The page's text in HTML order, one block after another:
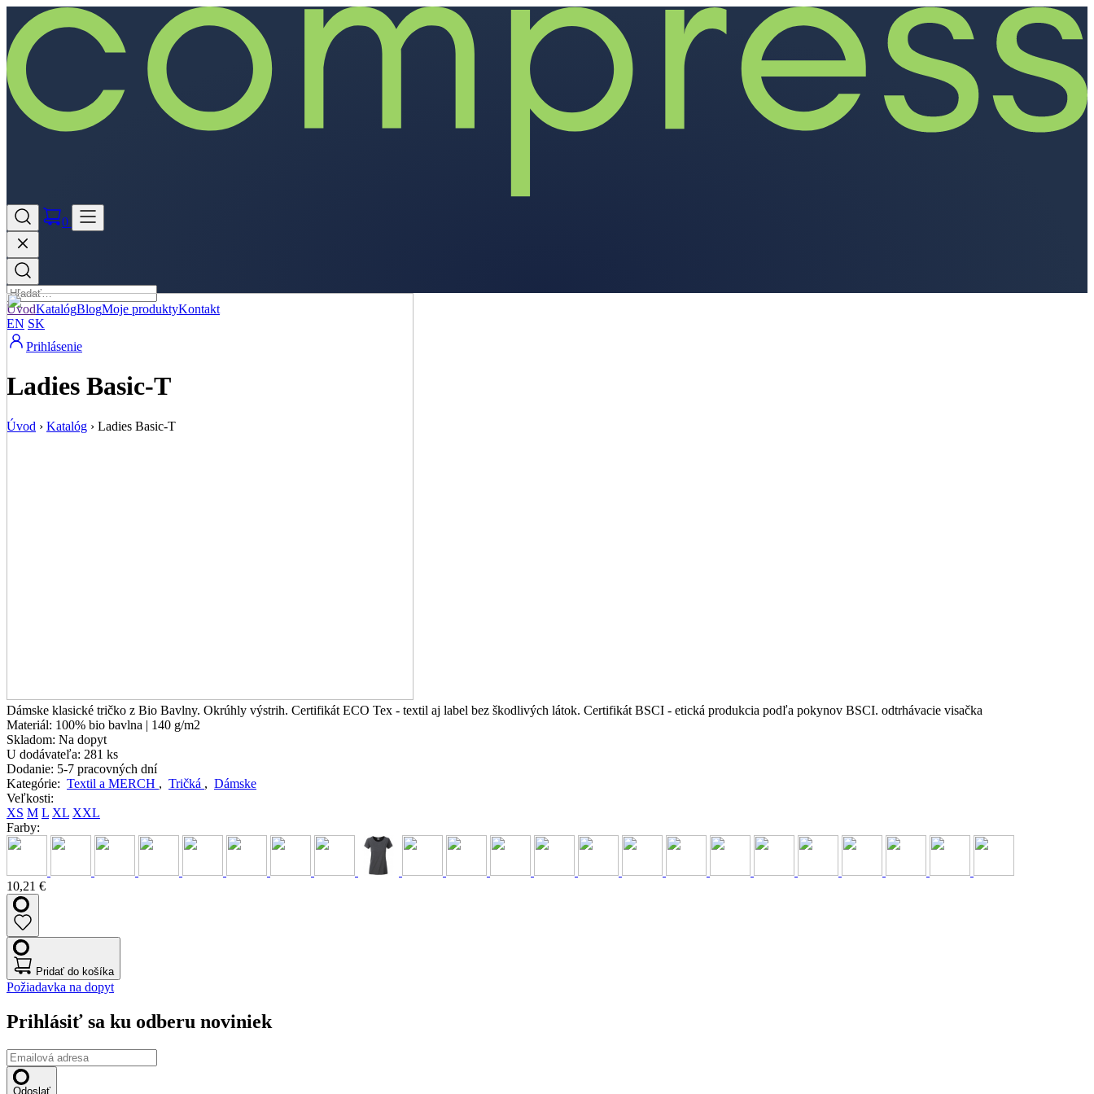
0
ÚvodKatalógBlogMoje produktyKontakt
EN SK
Prihlásenie
Ladies Basic-T
Úvod › Katalóg › Ladies Basic-T
Dámske klasické tričko z Bio Bavlny. Okrúhly výstrih. Certifikát ECO Tex - textil aj label bez škodlivých látok. Certifikát BSCI - etická produkcia podľa pokynov BSCI. odtrhávacie visačka
Materiál: 100% bio bavlna | 140 g/m2
Skladom: Na dopyt
U dodávateľa: 281 ks
Dodanie: 5-7 pracovných dní
Kategórie: Textil a MERCH , Tričká , Dámske
Veľkosti:
XS M L XL XXL
Farby:
10,21 €
Pridať do košíka
Požiadavka na dopyt
Prihlásiť sa ku odberu noviniek
Odoslať